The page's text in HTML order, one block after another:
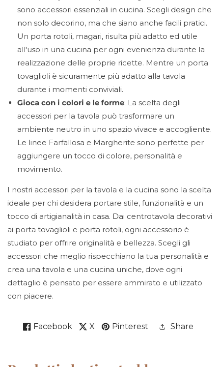
sono accessori essenziali in cucina. Scegli design che
non solo decorino, ma che siano anche facili pratici.
Un porta rotoli, magari, risulta più adatto ed utile
all'uso in una cucina per ogni evenienza durante la
realizzazione delle proprie ricette. Mentre un porta
tovaglioli è sicuramente più adatto alla tavola
durante i momenti conviviali.
Gioca con i colori e le forme: La scelta degli
accessori per la tavola può trasformare un
ambiente neutro in uno spazio vivace e accogliente.
Le linee Farfallosa e Margherite sono perfette per
aggiungere un tocco di colore, personalità e
movimento.
I nostri accessori per la tavola e la cucina sono la scelta
ideale per chi desidera portare stile, funzionalità e un
tocco di artigianalità in casa. Dai centrotavola decorativi
ai porta tovaglioli e porta rotoli, ogni accessorio è
studiato per offrire originalità e bellezza. Scegli gli
accessori che meglio rispecchiano la tua personalità e
crea una tavola e una cucina uniche, dove ogni
dettaglio è pensato per essere ammirato e utilizzato
con piacere.
Facebook X Pinterest Share